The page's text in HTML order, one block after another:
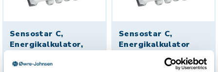
Sensostar C,
Energikalkulator,
For kjølekretser - 1000 L/P
Sensostar C,
Energikalkulator